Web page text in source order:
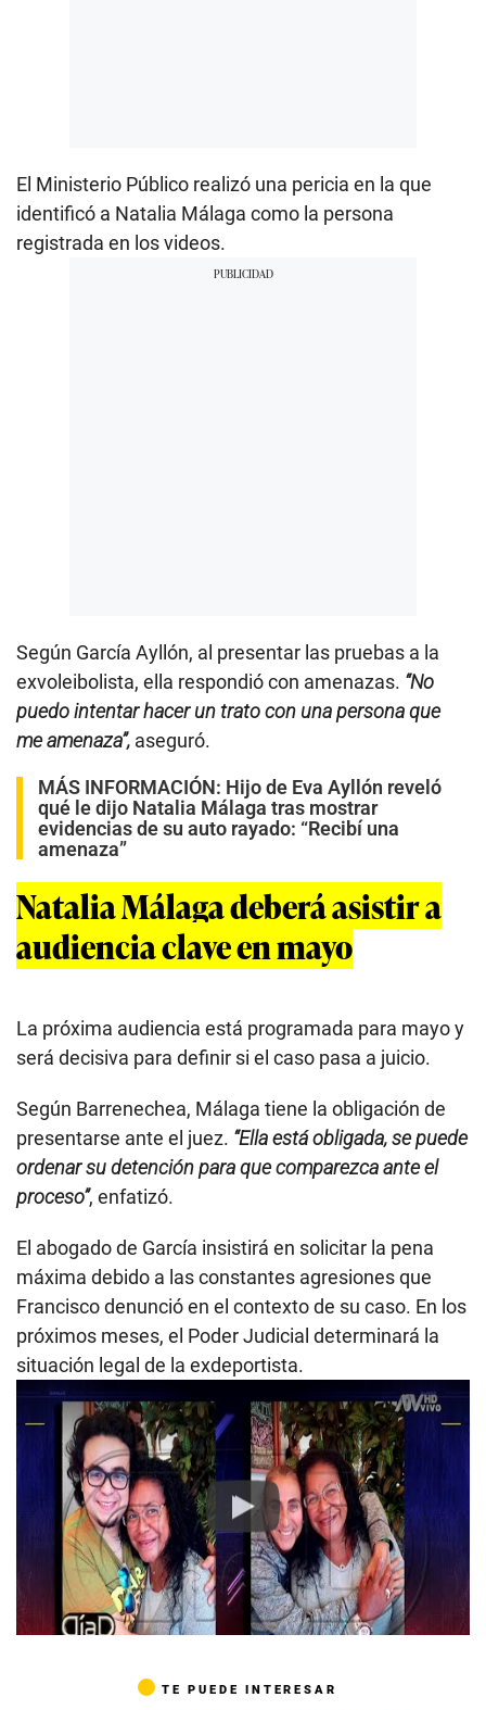
El Ministerio Público realizó una pericia en la que
identificó a Natalia Málaga como la persona
registrada en los videos.
Según García Ayllón, al presentar las pruebas a la
exvoleibolista, ella respondió con amenazas. “No
puedo intentar hacer un trato con una persona que
me amenaza”, aseguró.
MÁS INFORMACIÓN: Hijo de Eva Ayllón reveló
qué le dijo Natalia Málaga tras mostrar
evidencias de su auto rayado: “Recibí una
amenaza”
Natalia Málaga deberá asistir a
audiencia clave en mayo
La próxima audiencia está programada para mayo y
será decisiva para definir si el caso pasa a juicio.
Según Barrenechea, Málaga tiene la obligación de
presentarse ante el juez. “Ella está obligada, se puede
ordenar su detención para que comparezca ante el
proceso”, enfatizó.
El abogado de García insistirá en solicitar la pena
máxima debido a las constantes agresiones que
Francisco denunció en el contexto de su caso. En los
próximos meses, el Poder Judicial determinará la
situación legal de la exdeportista.
Play
TE PUEDE INTERESAR